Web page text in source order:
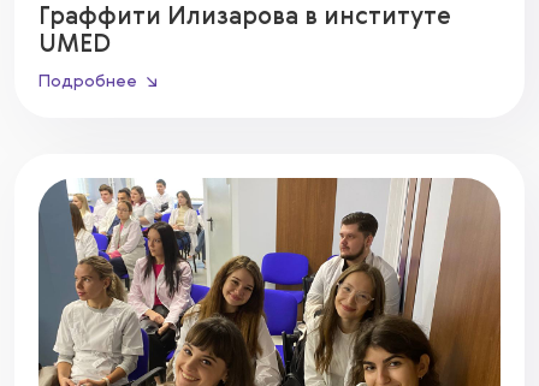
Граффити Илизарова в институте
UMED
Подробнее